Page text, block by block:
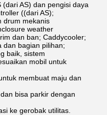
AS) dan pengisi daya
((dari AS);
drum mekanis
weather
dan ban; Caddycooler;
dan bagian pilihan;
baik, sistem
mobil untuk
membuat maju dan
bisa parkir dengan
ke gerobak utilitas.